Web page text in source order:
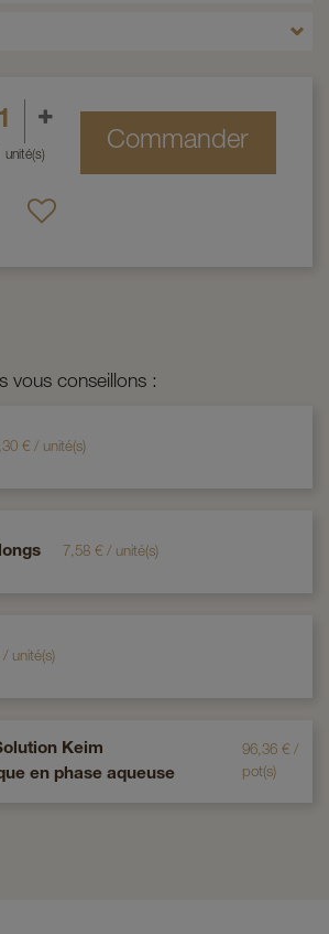
unité(s) Commander
vous conseillons :
€/ unité(s)
7,58 €/ unité(s)
/ unité(s)
Keim
en phase aqueuse
96,36 €/
pot(s)